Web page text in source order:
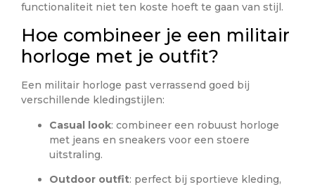
functionaliteit niet ten koste hoeft te gaan van stijl.
Hoe combineer je een militair
horloge met je outfit?
Een militair horloge past verrassend goed bij
verschillende kledingstijlen:
Casual look: combineer een robuust horloge
met jeans en sneakers voor een stoere
uitstraling.
Outdoor outfit: perfect bij sportieve kleding,